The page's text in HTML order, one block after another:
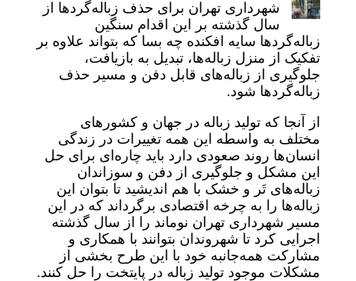
شهرداری تهران برای حذف زباله‌گردها از
سال گذشته بر این اقدام سنگین
زباله‌گردها سایه افکنده چه بسا که بتواند علاوه بر
تفکیک از منزل زباله‌ها، تبدیل به بازیافت،
جلوگیری از زباله‌های قابل دفن و ‌مسیر حذف
زباله‌گردها شود.
از آنجا که تولید زباله در جهان و کشورهای
مختلف به واسطه این همه تغییرات در زندگی
انسان‌ها روند صعودی دارد باید چاره‌ای برای حل
این مشکل و جلوگیری از دفن و سوزاندان
زباله‌های تَر و خشک با هم اندیشید تا بتوان این
زباله‌ها را به چرخه اقتصادی برگرداند که در این
مسیر شهرداری تهران نوماند را از سال گذشته
اجرایی کرد تا شهروندان بتوانند با همکاری و
مشارکت همه‌جانبه خود با این طرح بخشی از
مشکلات موجود تولید زباله در پایتخت را حل کنند.